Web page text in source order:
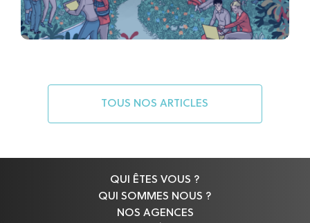
TOUS NOS ARTICLES
QUI ÊTES VOUS ?
QUI SOMMES NOUS ?
NOS AGENCES